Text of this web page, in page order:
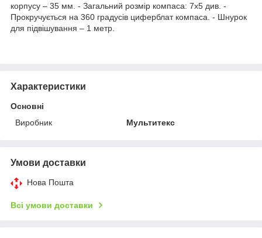
корпусу – 35 мм. - Загальний розмір компаса: 7х5 див. -
Прокручується на 360 градусів циферблат компаса. - Шнурок
для підвішування – 1 метр.
Характеристики
Основні
Виробник
Мультитекс
Умови доставки
Нова Пошта
Всі умови доставки